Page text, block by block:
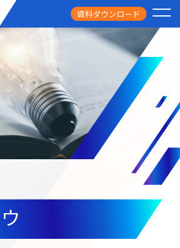
資料ダウンロード
サービス
PRICE
料金
FEATURE
導入事例
USEFUL
お役立ち情報